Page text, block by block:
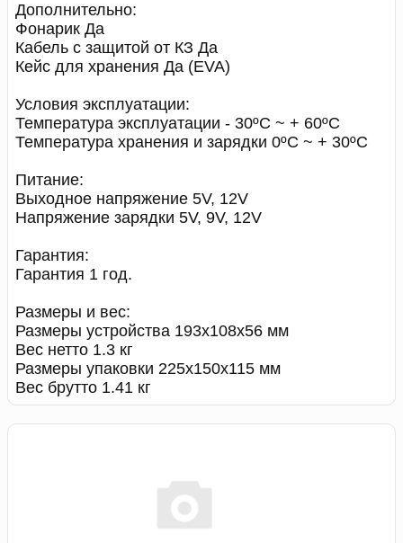
Дополнительно:
Фонарик Да
Кабель с защитой от КЗ Да
Кейс для хранения Да (EVA)
Условия эксплуатации:
Температура эксплуатации - 30ºС ~ + 60ºС
Температура хранения и зарядки 0ºС ~ + 30ºС
Питание:
Выходное напряжение 5V, 12V
Напряжение зарядки 5V, 9V, 12V
Гарантия:
Гарантия 1 год.
Размеры и вес:
Размеры устройства 193х108х56 мм
Вес нетто 1.3 кг
Размеры упаковки 225х150х115 мм
Вес брутто 1.41 кг